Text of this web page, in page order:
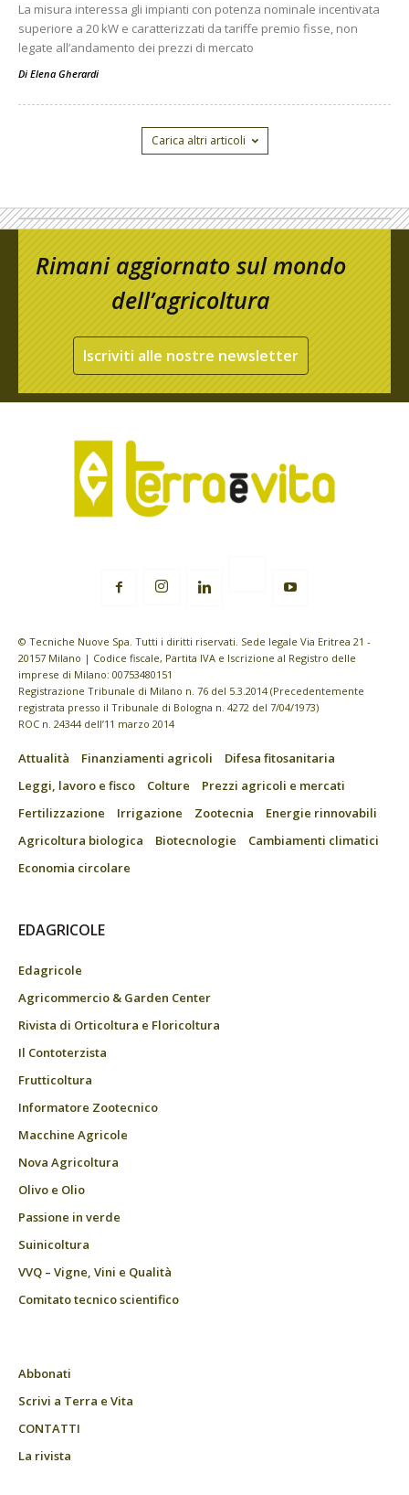
La misura interessa gli impianti con potenza nominale incentivata
superiore a 20 kW e caratterizzati da tariffe premio fisse, non
legate all’andamento dei prezzi di mercato
Di Elena Gherardi
Carica altri articoli
Rimani aggiornato sul mondo
dell’agricoltura
Iscriviti alle nostre newsletter
© Tecniche Nuove Spa. Tutti i diritti riservati. Sede legale Via Eritrea 21 -
20157 Milano | Codice fiscale, Partita IVA e Iscrizione al Registro delle
imprese di Milano: 00753480151
Registrazione Tribunale di Milano n. 76 del 5.3.2014 (Precedentemente
registrata presso il Tribunale di Bologna n. 4272 del 7/04/1973)
ROC n. 24344 dell’11 marzo 2014
Attualità Finanziamenti agricoli
Difesa fitosanitaria
Leggi, lavoro e fisco
Colture
Prezzi agricoli e mercati
Fertilizzazione
Irrigazione Zootecnia
Energie rinnovabili
Agricoltura biologica
Biotecnologie
Cambiamenti climatici
Economia circolare
EDAGRICOLE
Edagricole
Agricommercio & Garden Center
Rivista di Orticoltura e Floricoltura
Il Contoterzista
Frutticoltura
Informatore Zootecnico
Macchine Agricole
Nova Agricoltura
Olivo e Olio
Passione in verde
Suinicoltura
VVQ – Vigne, Vini e Qualità
Comitato tecnico scientifico
Abbonati
Scrivi a Terra e Vita
CONTATTI
La rivista